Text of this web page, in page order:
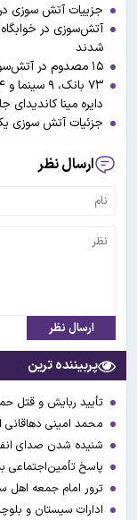
جزییات آتش سوزی
آتش‌سوزی در
شدند
۱۵ مصدوم در آتش‌سوزی هنرستان دخترانه در زنجان
دایره مینا کاندیدای
جزئیات آتش سوزی
ارسال نظر
ارسال نظر
پربیننده ترین
تأیید ربایش و قتل
محمد امینی دهاقانی
شنیده شدن صدای
پاسخ تأمین‌اجتماعی
ترور امام جمعه اهل
ادارات سیستان و